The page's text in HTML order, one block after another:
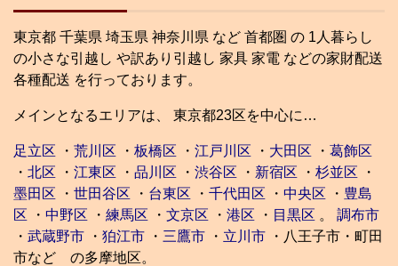
東京都 千葉県 埼玉県 神奈川県 など 首都圏 の 1人暮らし
の小さな引越し や訳あり引越し 家具 家電 などの家財配送
各種配送 を行っております。
メインとなるエリアは、 東京都23区を中心に…
足立区 ・ 荒川区 ・ 板橋区 ・ 江戸川区 ・ 大田区 ・ 葛飾区
・ 北区 ・ 江東区 ・ 品川区 ・ 渋谷区 ・ 新宿区 ・ 杉並区 ・
墨田区 ・ 世田谷区 ・ 台東区 ・ 千代田区 ・ 中央区 ・ 豊島
区 ・ 中野区 ・ 練馬区 ・ 文京区 ・ 港区 ・ 目黒区 。 調布市
・ 武蔵野市 ・ 狛江市 ・ 三鷹市 ・ 立川市 ・八王子市・町田
市など の多摩地区。